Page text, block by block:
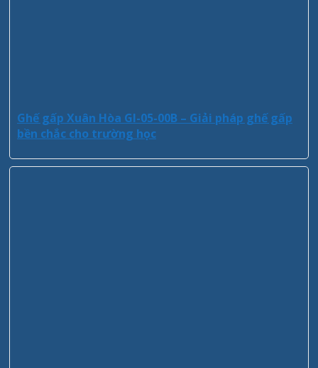
Ghế gấp Xuân Hòa GI-05-00B – Giải pháp ghế gấp
bền chắc cho trường học